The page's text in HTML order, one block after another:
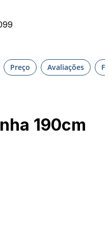
Preço Avaliações
190cm